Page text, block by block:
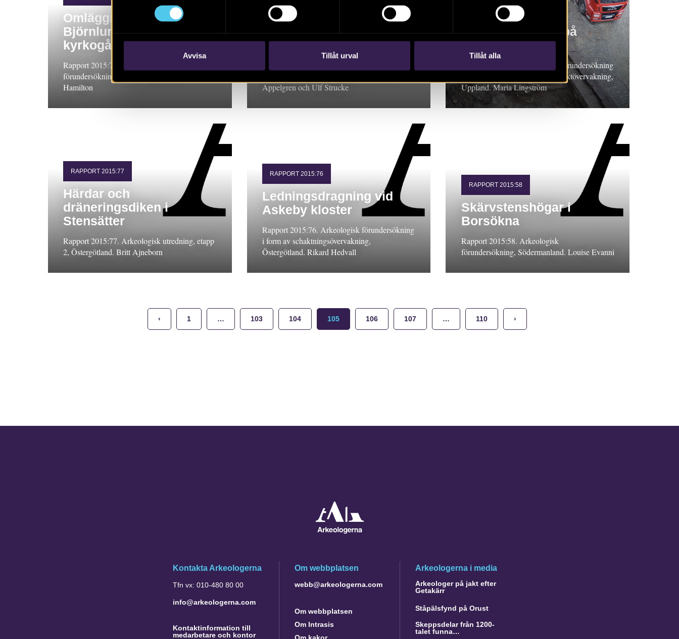
Avvisa Tillåt urval Tillåt alla
Omläggning av
Björnlunda
kyrkogårdsmur
Rapport 2015:72. Arkeologisk
förundersökning, Södermanland. John
Hamilton
RAPPORT 2015:70
En inblick i Kafjärdens
järnålder
Appelgren och Ulf Strucke
RAPPORT 2015:66
Palatslämningar på
Riddarholmen
Rapport 2015:66. Arkeologisk förundersökning
i form av schaktkontroll och schaktövervakning,
Uppland. Maria Lingström
RAPPORT 2015:77
Härdar och
dräneringsdiken i
Stensätter
Rapport 2015:77. Arkeologisk utredning, etapp
2, Östergötland. Britt Ajneborn
RAPPORT 2015:76
Ledningsdragning vid
Askeby kloster
Rapport 2015:76. Arkeologisk förundersökning
i form av schaktningsövervakning,
Östergötland. Rikard Hedvall
RAPPORT 2015:58
Skärvstenshögar i
Borsökna
Rapport 2015:58. Arkeologisk
förundersökning, Södermanland. Louise Evanni
‹ 1 … 103 104 105 106 107 … 110 ›
Kontakta Arkeologerna
Tfn vx: 010-480 80 00
info@arkeologerna.com
Kontaktinformation till
medarbetare och kontor
Om webbplatsen
webb@arkeologerna.com
Om webbplatsen
Om Intrasis
Arkeologerna i media
Arkeologer på jakt efter
Getakärr
Ståpälsfynd på Orust
Skeppsdelar från 1200-
talet funna…